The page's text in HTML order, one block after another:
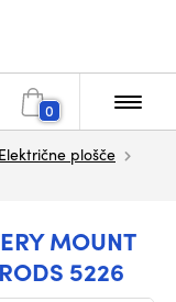
0
Električne plošče
MOUNT
5226